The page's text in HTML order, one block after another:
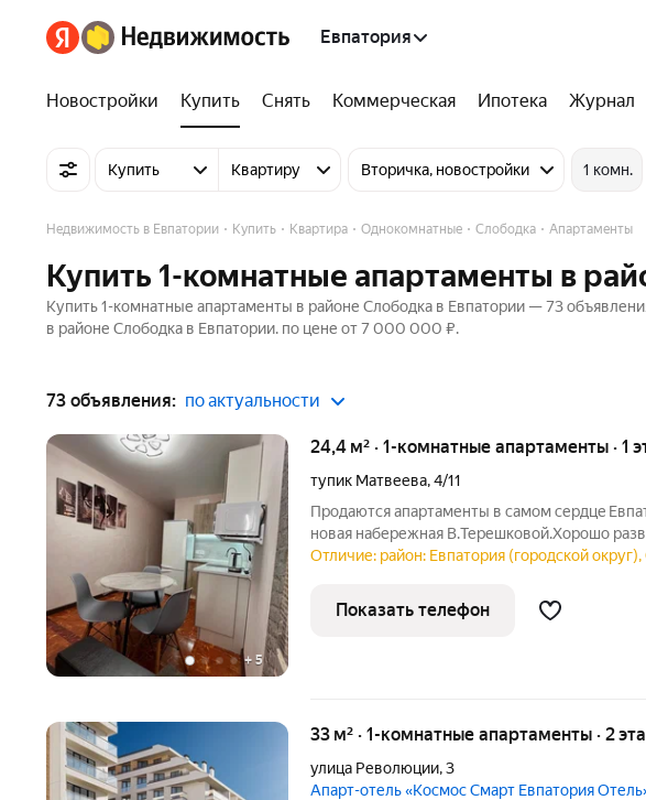
Евпатория
Новостройки Купить Снять Коммерческая Ипотека Журнал
Купить Квартиру Вторичка, новостройки 1 комн.
Недвижимость в Евпатории Купить Квартира Однокомнатные Слободка Апартаменты
Купить 1-комнатные апартаменты в
Купить 1-комнатные апартаменты в районе Слободка в Евпатории — 73
в районе Слободка в Евпатории. по цене от 7 000 000 ₽.
73 объявления: по актуальности
+ 5
24,4 м² · 1-комнатные апартаменты · 1
тупик Матвеева,4/11
Продаются апартаменты в самом cердцe
новая набережная B.Терешковой.Хорошо
инфраструктура! Прекрасное предложение
апартаменты идеально подойдут как для
Отличие: район: Евпатория (городской
Показать телефон
33 м² · 1-комнатные апартаменты · 2
улица Революции,3
Апарт-отель «Космос Смарт Евпатория